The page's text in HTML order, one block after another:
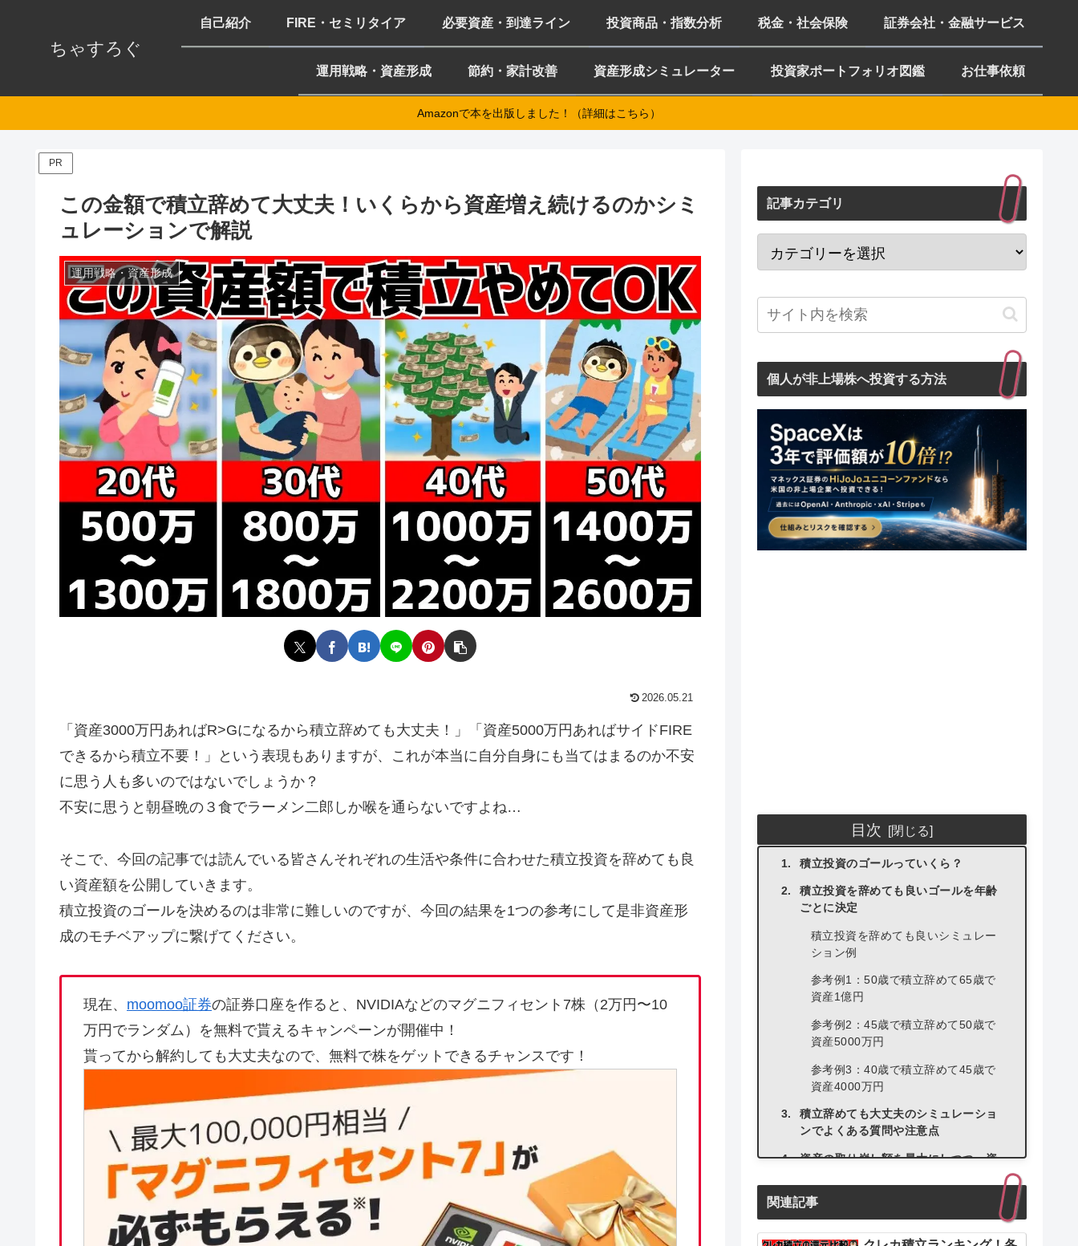
ちゃすろぐ
自己紹介 FIRE・セミリタイア 必要資産・到達ライン 投資商品・指数分析 税金・社会保険 証券会社・金融サービス
運用戦略・資産形成 節約・家計改善 資産形成シミュレーター 投資家ポートフォリオ図鑑 お仕事依頼
Amazonで本を出版しました！（詳細はこちら）
PR
この金額で積立辞めて大丈夫！いくらから資産増え続けるのかシミ
ュレーションで解説
運用戦略・資産形成
2026.05.21
「資産3000万円あればR>Gになるから積立辞めても大丈夫！」「資産5000万円あればサイドFIRE
できるから積立不要！」という表現もありますが、これが本当に自分自身にも当てはまるのか不安
に思う人も多いのではないでしょうか？
不安に思うと朝昼晩の３食でラーメン二郎しか喉を通らないですよね…
そこで、今回の記事では読んでいる皆さんそれぞれの生活や条件に合わせた積立投資を辞めても良
い資産額を公開していきます。
積立投資のゴールを決めるのは非常に難しいのですが、今回の結果を1つの参考にして是非資産形
成のモチベアップに繋げてください。
現在、 moomoo証券の証券口座を作ると、NVIDIAなどのマグニフィセント7株（2万円〜10
万円でランダム）を無料で貰えるキャンペーンが開催中！
貰ってから解約しても大丈夫なので、無料で株をゲットできるチャンスです！
記事カテゴリ
個人が非上場株へ投資する方法
目次
積立投資のゴールっていくら？
積立投資を辞めても良いゴールを年齢
ごとに決定
積立投資を辞めても良いシミュレー
ション例
参考例1：50歳で積立辞めて65歳で
資産1億円
参考例2：45歳で積立辞めて50歳で
資産5000万円
参考例3：40歳で積立辞めて45歳で
資産4000万円
積立辞めても大丈夫のシミュレーショ
ンでよくある質問や注意点
資産の取り崩し額を最大にしつつ、資
方法1：運用を続けながら資産を取り
崩す
関連記事